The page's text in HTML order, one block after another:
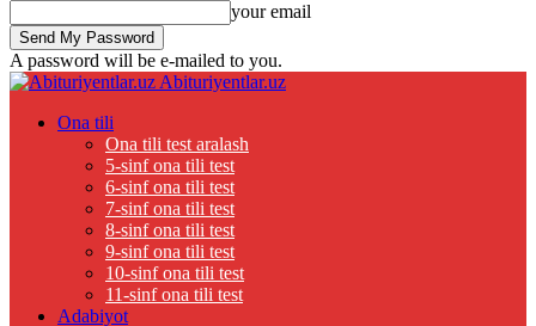
your email
A password will be e-mailed to you.
Abituriyentlar.uz
Ona tili
Ona tili test aralash
5-sinf ona tili test
6-sinf ona tili test
7-sinf ona tili test
8-sinf ona tili test
9-sinf ona tili test
10-sinf ona tili test
11-sinf ona tili test
Adabiyot